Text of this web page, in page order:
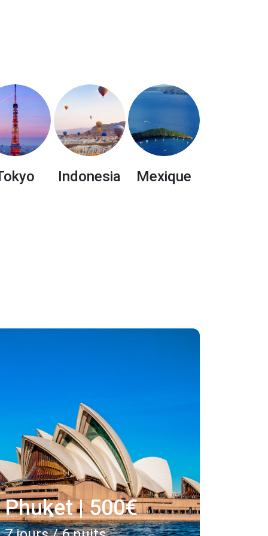
Indonesia Mexique
Phuket | 500€
7 jours / 6 nuits
La ville de Phuket, sur l'île de Phuket,
est la capitale de la province
thailandaise du même nom.